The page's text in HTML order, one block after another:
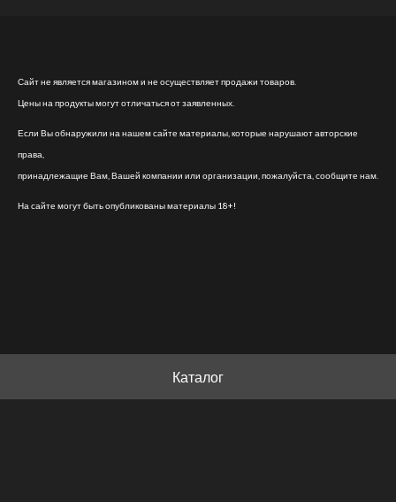
Сайт не является магазином и не осуществляет продажи товаров.
Цены на продукты могут отличаться от заявленных.
Если Вы обнаружили на нашем сайте материалы, которые нарушают авторские
права,
принадлежащие Вам, Вашей компании или организации, пожалуйста, сообщите нам.
На сайте могут быть опубликованы материалы 18+!
Каталог